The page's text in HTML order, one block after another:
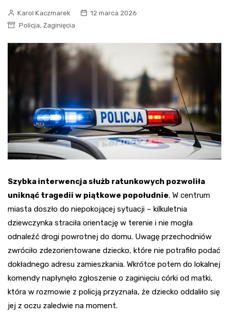
Karol Kaczmarek
12 marca 2026
Policja, Zaginięcia
Szybka interwencja służb ratunkowych pozwoliła
uniknąć tragedii w piątkowe popołudnie. W centrum
miasta doszło do niepokojącej sytuacji – kilkuletnia
dziewczynka straciła orientację w terenie i nie mogła
odnaleźć drogi powrotnej do domu. Uwagę przechodniów
zwróciło zdezorientowane dziecko, które nie potrafiło podać
dokładnego adresu zamieszkania. Wkrótce potem do lokalnej
komendy napłynęło zgłoszenie o zaginięciu córki od matki,
która w rozmowie z policją przyznała, że dziecko oddaliło się
jej z oczu zaledwie na moment.